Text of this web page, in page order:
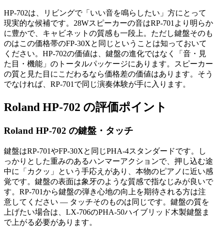
HP-702は、リビングで「いい音を鳴らしたい」方にとって
現実的な候補です。28Wスピーカーの音はRP-701より明らか
に豊かで、キャビネットの質感も一段上。ただし鍵盤そのも
のはこの価格帯のFP-30Xと同じということは知っておいて
ください。HP-702の価値は、鍵盤の進化ではなく「音・見
た目・機能」のトータルパッケージにあります。スピーカー
の質と見た目にこだわるなら価格差の価値はあります。そう
でなければ、RP-701で同じ演奏体験が手に入ります。
Roland HP-702 の評価ポイント
Roland HP-702 の鍵盤・タッチ
鍵盤はRP-701やFP-30Xと同じPHA-4スタンダードです。し
っかりとした重みのあるハンマーアクションで、押し込む途
中に「カクッ」という手応えがあり、本物のピアノに近い感
覚です。鍵盤の表面は象牙のような質感で指なじみが良いで
す。RP-701から鍵盤の弾き心地の向上を期待される方は注
意してください — タッチそのものは同じです。鍵盤の質を
上げたい場合は、LX-706のPHA-50ハイブリッド木製鍵盤ま
で上がる必要があります。